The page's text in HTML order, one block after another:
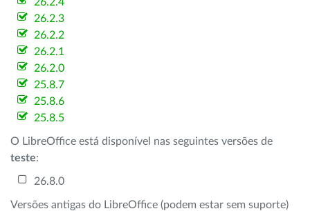
26.2.3
26.2.2
26.2.1
26.2.0
25.8.7
25.8.6
25.8.5
O LibreOffice está disponível nas seguintes versões de
teste:
26.8.0
Versões antigas do LibreOffice (podem estar sem suporte)